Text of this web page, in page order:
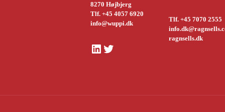
8270 Højbjerg
Tlf. +45 4057 6920
info@wuppi.dk
LinkedIn
Twitter
Tlf. +45 7070 2555
ragnsells.dk